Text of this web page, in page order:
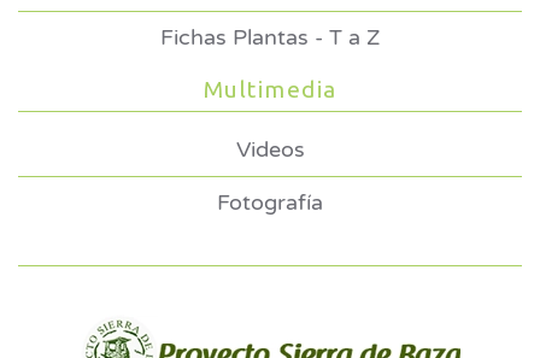
Fichas Plantas - T a Z
Multimedia
Videos
Fotografía